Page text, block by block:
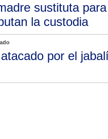
sustituta
la custodia
por el